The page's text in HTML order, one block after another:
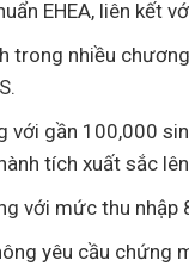
EHEA, liên kết
trong nhiều
gần 100,000
tích xuất sắc
với mức thu
yêu cầu chứng